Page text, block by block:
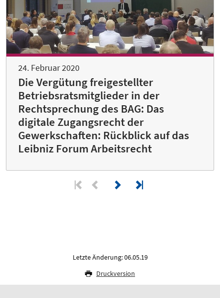
24. Februar 2020
Die Vergütung freigestellter
Betriebsratsmitglieder in der
Rechtsprechung des BAG: Das
digitale Zugangsrecht der
Gewerkschaften: Rückblick auf das
Leibniz Forum Arbeitsrecht
Letzte Änderung: 06.05.19
Druckversion